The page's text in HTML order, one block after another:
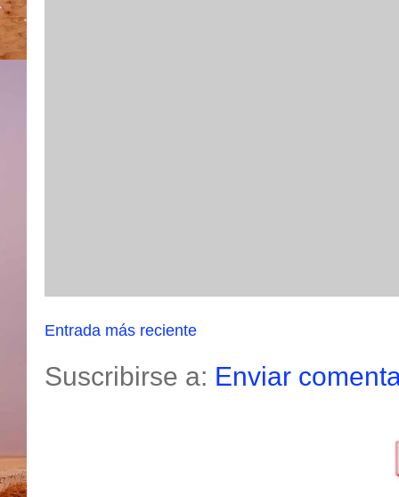
Entrada más reciente
Suscribirse a: Enviar